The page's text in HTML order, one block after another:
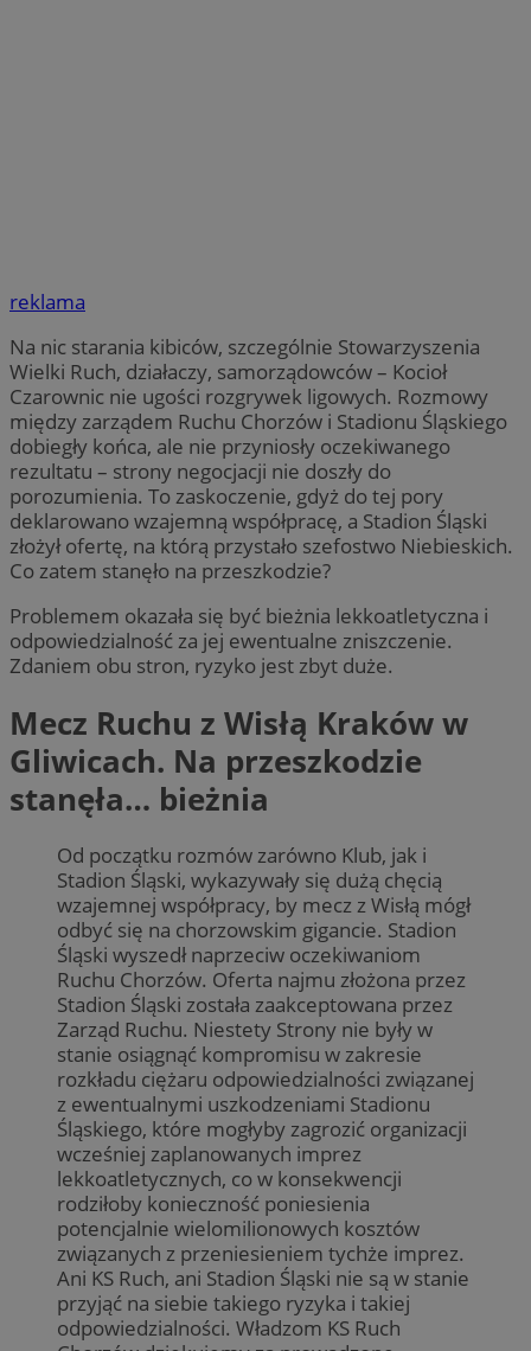
reklama
Na nic starania kibiców, szczególnie Stowarzyszenia
Wielki Ruch, działaczy, samorządowców – Kocioł
Czarownic nie ugości rozgrywek ligowych. Rozmowy
między zarządem Ruchu Chorzów i Stadionu Śląskiego
dobiegły końca, ale nie przyniosły oczekiwanego
rezultatu – strony negocjacji nie doszły do
porozumienia. To zaskoczenie, gdyż do tej pory
deklarowano wzajemną współpracę, a Stadion Śląski
złożył ofertę, na którą przystało szefostwo Niebieskich.
Co zatem stanęło na przeszkodzie?
Problemem okazała się być bieżnia lekkoatletyczna i
odpowiedzialność za jej ewentualne zniszczenie.
Zdaniem obu stron, ryzyko jest zbyt duże.
Mecz Ruchu z Wisłą Kraków w
Gliwicach. Na przeszkodzie
stanęła… bieżnia
Od początku rozmów zarówno Klub, jak i
Stadion Śląski, wykazywały się dużą chęcią
wzajemnej współpracy, by mecz z Wisłą mógł
odbyć się na chorzowskim gigancie. Stadion
Śląski wyszedł naprzeciw oczekiwaniom
Ruchu Chorzów. Oferta najmu złożona przez
Stadion Śląski została zaakceptowana przez
Zarząd Ruchu. Niestety Strony nie były w
stanie osiągnąć kompromisu w zakresie
rozkładu ciężaru odpowiedzialności związanej
z ewentualnymi uszkodzeniami Stadionu
Śląskiego, które mogłyby zagrozić organizacji
wcześniej zaplanowanych imprez
lekkoatletycznych, co w konsekwencji
rodziłoby konieczność poniesienia
potencjalnie wielomilionowych kosztów
związanych z przeniesieniem tychże imprez.
Ani KS Ruch, ani Stadion Śląski nie są w stanie
przyjąć na siebie takiego ryzyka i takiej
odpowiedzialności. Władzom KS Ruch